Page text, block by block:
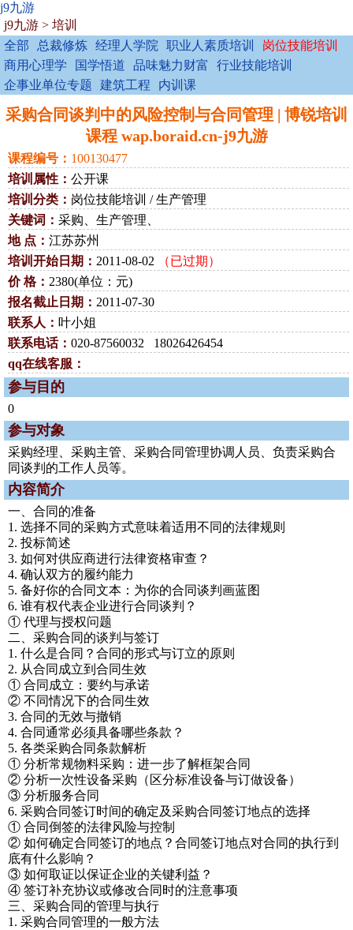
j9九游
j9九游 > 培训
全部
总裁修炼 经理人学院 职业人素质培训
岗位技能培训
商用心理学
国学悟道 品味魅力财富
行业技能培训
企事业单位专题
建筑工程 内训课
采购合同谈判中的风险控制与合同管理 | 博锐培训
课程 wap.boraid.cn-j9九游
课程编号： 100130477
培训属性： 公开课
培训分类： 岗位技能培训 / 生产管理
关键词： 采购、生产管理、
地 点： 江苏苏州
培训开始日期： 2011-08-02
（已过期）
价 格： 2380(单位：元)
报名截止日期： 2011-07-30
联系人： 叶小姐
联系电话： 020-87560032 18026426454
qq在线客服：
参与目的
0
参与对象
采购经理、采购主管、采购合同管理协调人员、负责采购合
同谈判的工作人员等。
内容简介
一、合同的准备
1. 选择不同的采购方式意味着适用不同的法律规则
2. 投标简述
3. 如何对供应商进行法律资格审查？
4. 确认双方的履约能力
5. 备好你的合同文本：为你的合同谈判画蓝图
6. 谁有权代表企业进行合同谈判？
① 代理与授权问题
二、采购合同的谈判与签订
1. 什么是合同？合同的形式与订立的原则
2. 从合同成立到合同生效
① 合同成立：要约与承诺
② 不同情况下的合同生效
3. 合同的无效与撤销
4. 合同通常必须具备哪些条款？
5. 各类采购合同条款解析
① 分析常规物料采购：进一步了解框架合同
② 分析一次性设备采购（区分标准设备与订做设备）
③ 分析服务合同
6. 采购合同签订时间的确定及采购合同签订地点的选择
① 合同倒签的法律风险与控制
② 如何确定合同签订的地点？合同签订地点对合同的执行到
底有什么影响？
③ 如何取证以保证企业的关键利益？
④ 签订补充协议或修改合同时的注意事项
三、采购合同的管理与执行
1. 采购合同管理的一般方法